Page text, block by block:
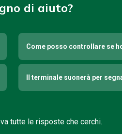
di aiuto?
Come posso controllare se
Il terminale suonerà per
tutte le risposte che cerchi.